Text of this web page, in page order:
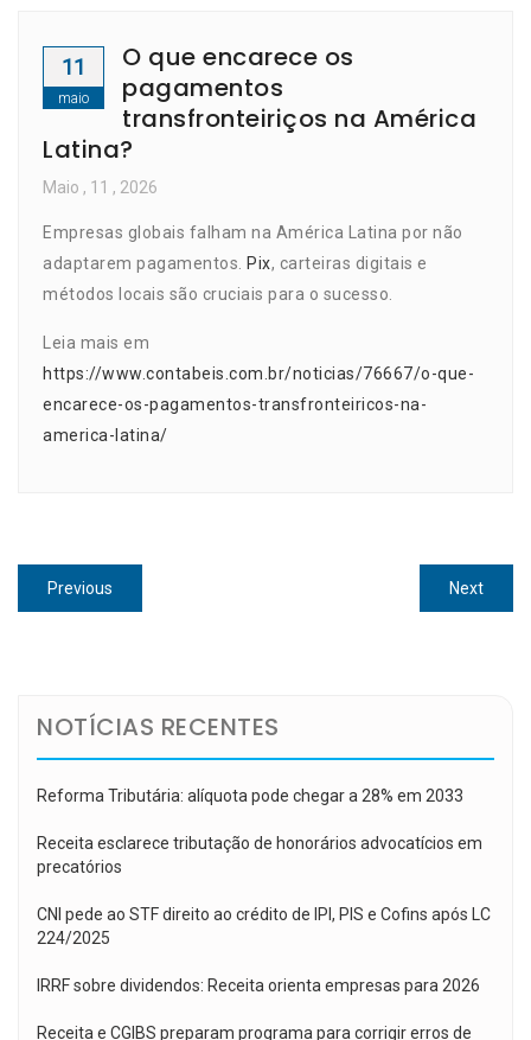
11
maio
O que encarece os
pagamentos
transfronteiriços na América
Latina?
Maio , 11 , 2026
Empresas globais falham na América Latina por não
adaptarem pagamentos. Pix, carteiras digitais e
métodos locais são cruciais para o sucesso.
Leia mais em
https://www.contabeis.com.br/noticias/76667/o-que-
encarece-os-pagamentos-transfronteiricos-na-
america-latina/
Navegação
de
Previous
post:
NextNext
post:
NOTÍCIAS RECENTES
Reforma Tributária: alíquota pode chegar a 28% em 2033
Receita esclarece tributação de honorários advocatícios em
precatórios
CNI pede ao STF direito ao crédito de IPI, PIS e Cofins após LC
224/2025
IRRF sobre dividendos: Receita orienta empresas para 2026
Receita e CGIBS preparam programa para corrigir erros de